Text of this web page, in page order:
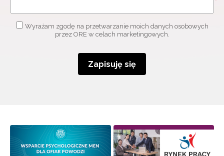
Wyrażam zgodę na przetwarzanie moich danych osobowych
przez ORE w celach marketingowych.
Zapisuję się